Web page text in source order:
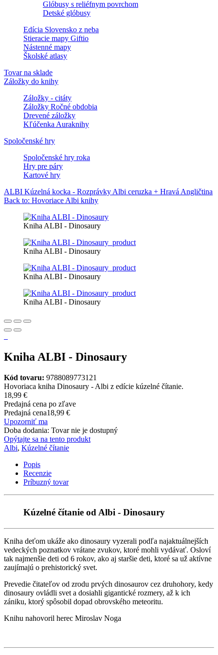
Glóbusy s reliéfnym povrchom
Detské glóbusy
Edícia Slovensko z neba
Stieracie mapy Giftio
Nástenné mapy
Školské atlasy
Tovar na sklade
Záložky do knihy
Záložky - citáty
Záložky Ročné obdobia
Drevené záložky
Kľúčenka Auraknihy
Spoločenské hry
Spoločenské hry roka
Hry pre páry
Kartové hry
ALBI Kúzelná kocka - Rozprávky Albi ceruzka + Hravá Angličtina
Back to: Hovoriace Albi knihy
Kniha ALBI - Dinosaury
Kniha ALBI - Dinosaury
Kniha ALBI - Dinosaury
Kniha ALBI - Dinosaury
Kniha ALBI - Dinosaury
Kód tovaru: 9788089773121
Hovoriaca kniha Dinosaury - Albi z edície kúzelné čítanie.
18,99 €
Predajná cena po zľave
Predajná cena18,99 €
Upozorniť ma
Doba dodania: Tovar nie je dostupný
Opýtajte sa na tento produkt
Albi, Kúzelné čítanie
Popis
Recenzie
Príbuzný tovar
Kúzelné čítanie od Albi - Dinosaury
Kniha deťom ukáže ako dinosaury vyzerali podľa najaktuálnejších
vedeckých poznatkov vrátane zvukov, ktoré mohli vydávať. Osloví
tak najmenšie deti od 6 rokov, ako aj staršie deti, ktoré sa už aktívne
zaujímajú o prehistorický svet.
Prevedie čitateľov od zrodu prvých dinosaurov cez druhohory, kedy
dinosaury ovládli svet a dosiahli gigantické rozmery, až k ich
zániku, ktorý spôsobil dopad obrovského meteoritu.
Knihu nahovoril herec Miroslav Noga